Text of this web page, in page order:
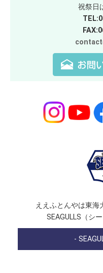
祝祭日
ええふとんやは東海
SEAGULLS（シ
-